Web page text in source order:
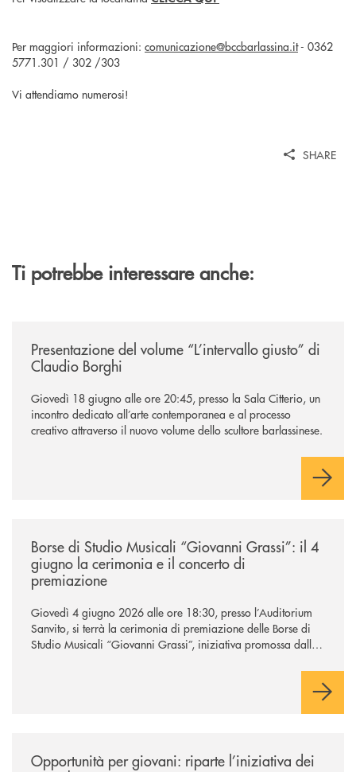
Per maggiori informazioni: comunicazione@bccbarlassina.it- 0362
5771.301 / 302 /303
Vi attendiamo numerosi!
SHARE
Ti potrebbe interessare anche:
Presentazione del volume “L’intervallo giusto” di
Claudio Borghi
Giovedì 18 giugno alle ore 20:45, presso la Sala Citterio, un
incontro dedicato all’arte contemporanea e al processo
creativo attraverso il nuovo volume dello scultore barlassinese.
Borse di Studio Musicali “Giovanni Grassi”: il 4
giugno la cerimonia e il concerto di
premiazione
Giovedì 4 giugno 2026 alle ore 18:30, presso l’Auditorium
Sanvito, si terrà la cerimonia di premiazione delle Borse di
Studio Musicali “Giovanni Grassi”, iniziativa promossa dalla
Opportunità per giovani: riparte l’iniziativa dei